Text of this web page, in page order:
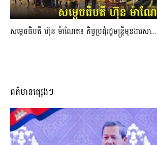
សម្ដេចធិបតី ហ៊ុន ម៉ាណែត៖ កិច្ចប្រជុំរដ្ឋមន្ត្រីមុខងារសា...
ពត៌មានផ្សេងៗ